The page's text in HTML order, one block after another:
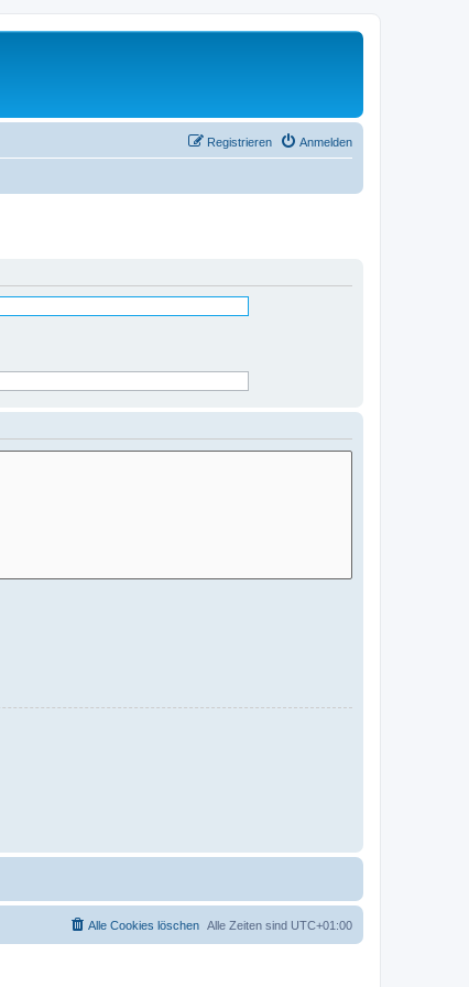
Anmelden
Registrieren
Alle Zeiten sind UTC+01:00
Alle Cookies löschen